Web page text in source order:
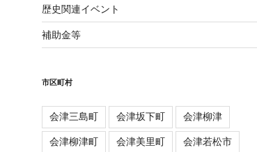
歴史関連イベント
補助金等
市区町村
会津三島町 会津坂下町 会津柳津
会津柳津町 会津美里町 会津若松市